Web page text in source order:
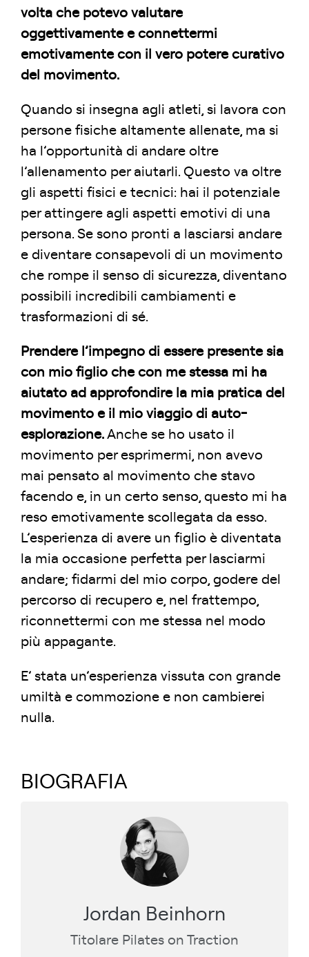
volta che potevo valutare
oggettivamente e connettermi
emotivamente con il vero potere curativo
del movimento.
Quando si insegna agli atleti, si lavora con
persone fisiche altamente allenate, ma si
ha l’opportunità di andare oltre
l’allenamento per aiutarli. Questo va oltre
gli aspetti fisici e tecnici: hai il potenziale
per attingere agli aspetti emotivi di una
persona. Se sono pronti a lasciarsi andare
e diventare consapevoli di un movimento
che rompe il senso di sicurezza, diventano
possibili incredibili cambiamenti e
trasformazioni di sé.
Prendere l’impegno di essere presente sia
con mio figlio che con me stessa mi ha
aiutato ad approfondire la mia pratica del
movimento e il mio viaggio di auto-
esplorazione. Anche se ho usato il
movimento per esprimermi, non avevo
mai pensato al movimento che stavo
facendo e, in un certo senso, questo mi ha
reso emotivamente scollegata da esso.
L’esperienza di avere un figlio è diventata
la mia occasione perfetta per lasciarmi
andare; fidarmi del mio corpo, godere del
percorso di recupero e, nel frattempo,
riconnettermi con me stessa nel modo
più appagante.
E’ stata un’esperienza vissuta con grande
umiltà e commozione e non cambierei
nulla.
BIOGRAFIA
Jordan Beinhorn
Titolare Pilates on Traction